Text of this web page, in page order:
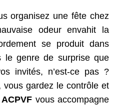
organisez une fête chez
odeur envahit la
se produit dans
le genre de surprise que
invités, n’est-ce pas ?
vous gardez le contrôle et
ACPVF vous accompagne